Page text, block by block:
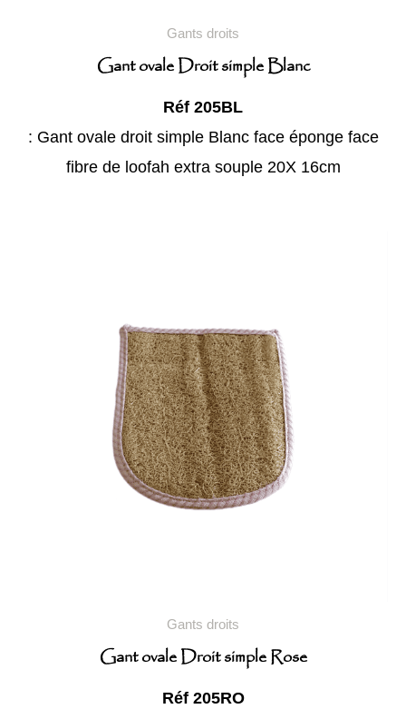
Gants droits
Gant ovale Droit simple Blanc
Réf 205BL
: Gant ovale droit simple Blanc face éponge face
fibre de loofah extra souple 20X 16cm
Gants droits
Gant ovale Droit simple Rose
Réf 205RO